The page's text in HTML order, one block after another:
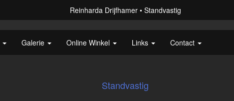
Reinharda Drijfhamer Standvastig
Galerie Online Winkel Links Contact
Standvastig